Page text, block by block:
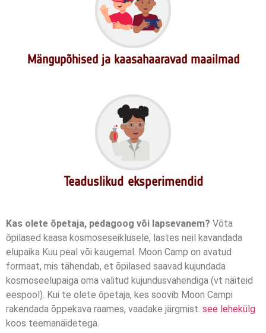
Mängupõhised ja kaasahaaravad maailmad
Teaduslikud eksperimendid
Kas olete õpetaja, pedagoog või lapsevanem? Võta
õpilased kaasa kosmoseseiklusele, lastes neil kavandada
elupaika Kuu peal või kaugemal. Moon Camp on avatud
formaat, mis tähendab, et õpilased saavad kujundada
kosmoseelupaiga oma valitud kujundusvahendiga (vt näiteid
eespool). Kui te olete õpetaja, kes soovib Moon Campi
rakendada õppekava raames, vaadake järgmist. see lehekülg
koos teemanäidetega.